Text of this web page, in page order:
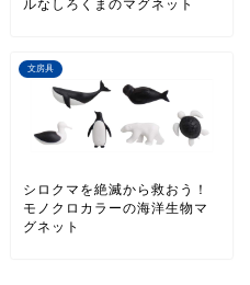
ルなしろくまのマグネット
文房具
シロクマを絶滅から救おう！
モノクロカラーの海洋生物マ
グネット